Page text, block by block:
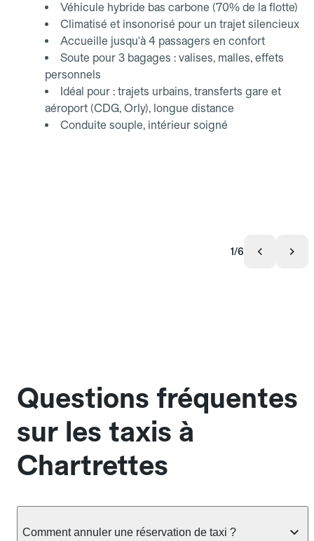
Véhicule hybride bas carbone (70% de la flotte)
Climatisé et insonorisé pour un trajet silencieux
Accueille jusqu'à 4 passagers en confort
Soute pour 3 bagages : valises, malles, effets
personnels
Idéal pour : trajets urbains, transferts gare et
aéroport (CDG, Orly), longue distance
Conduite souple, intérieur soigné
1/6
Questions fréquentes
sur les taxis à
Chartrettes
Comment annuler une réservation de taxi ?